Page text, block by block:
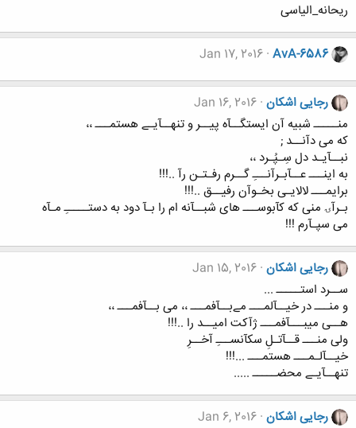
ریحانه_الیاسی
AvA-6586
Jan 17, 2016
رجایی اشکان Jan 16, 2016
منـــــ شبیه آن ایستگــآه پیــر و تنهــآیـے هستمـــ ،،
که می دآنــد ;
نبــآیـد دل سِـپُـرد ،،
به اینـــ عــآبـرآنـــِ گــرم رفـتـن رآ ..!!!
برایمـــ لالایـی بخـوآن رفیــق ..!!!
بـرآۍ منی که کآبوســـ های شبــآنه ام را بـآ دود به دستـــــِ مـآه
می سپـآرم !!!
رجایی اشکان Jan 15, 2016
ســرد استـــــ ...
و منـــ در خیــآلمـــ مےبــآفمـــ ،، می بــآفمـــ ،،
هــی میبـــآفمـــ ژآکت امیــد را ..!!!
ولی منـــ قــآتـلِ سکآنســـِ آخــرِ
خیــآلـمـــ هستمـــ ...!!!
تنهــآیـے محضـــــ .....
رجایی اشکان Jan 6, 2016